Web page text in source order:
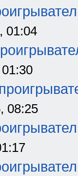
01:04
08:25